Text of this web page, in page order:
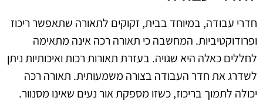
חדרי עבודה, במיוחד בבית, זקוקים לתאורה שתאפשר ריכוז
ופרודוקטיביות. המחשבה כי תאורה רכה אינה מתאימה
לחללים כאלה היא שגויה. בעזרת תאורות רכות ואיכותיות ניתן
לשדרג את חדר העבודה בצורה משמעותית. תאורה רכה
יכולה לתמוך בריכוז, כשזו מספקת אור נעים שאינו מסנוור.